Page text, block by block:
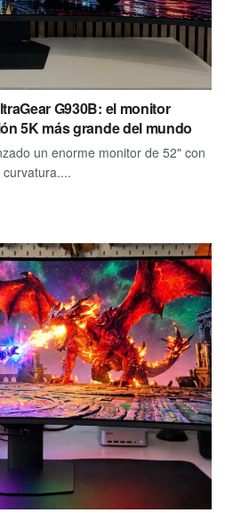
G930B: el monitor
5K más grande del mundo
un enorme monitor de 52" con